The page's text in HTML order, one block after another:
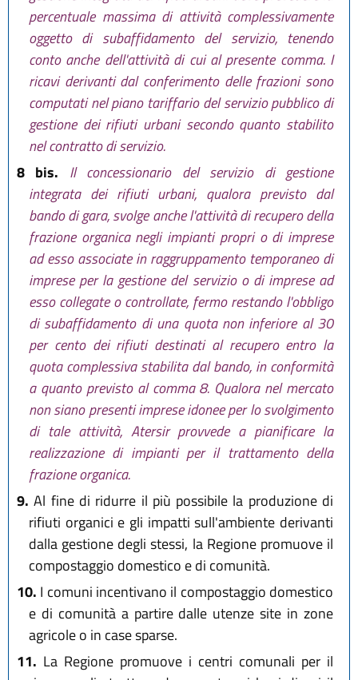
percentuale massima di attività complessivamente
oggetto di subaffidamento del servizio, tenendo
conto anche dell'attività di cui al presente comma. I
ricavi derivanti dal conferimento delle frazioni sono
computati nel piano tariffario del servizio pubblico di
gestione dei rifiuti urbani secondo quanto stabilito
nel contratto di servizio.
8 bis. Il concessionario del servizio di gestione
integrata dei rifiuti urbani, qualora previsto dal
bando di gara, svolge anche l'attività di recupero della
frazione organica negli impianti propri o di imprese
ad esso associate in raggruppamento temporaneo di
imprese per la gestione del servizio o di imprese ad
esso collegate o controllate, fermo restando l'obbligo
di subaffidamento di una quota non inferiore al 30
per cento dei rifiuti destinati al recupero entro la
quota complessiva stabilita dal bando, in conformità
a quanto previsto al comma 8. Qualora nel mercato
non siano presenti imprese idonee per lo svolgimento
di tale attività, Atersir provvede a pianificare la
realizzazione di impianti per il trattamento della
frazione organica.
9. Al fine di ridurre il più possibile la produzione di
rifiuti organici e gli impatti sull'ambiente derivanti
dalla gestione degli stessi, la Regione promuove il
compostaggio domestico e di comunità.
10. I comuni incentivano il compostaggio domestico
e di comunità a partire dalle utenze site in zone
agricole o in case sparse.
11. La Regione promuove i centri comunali per il